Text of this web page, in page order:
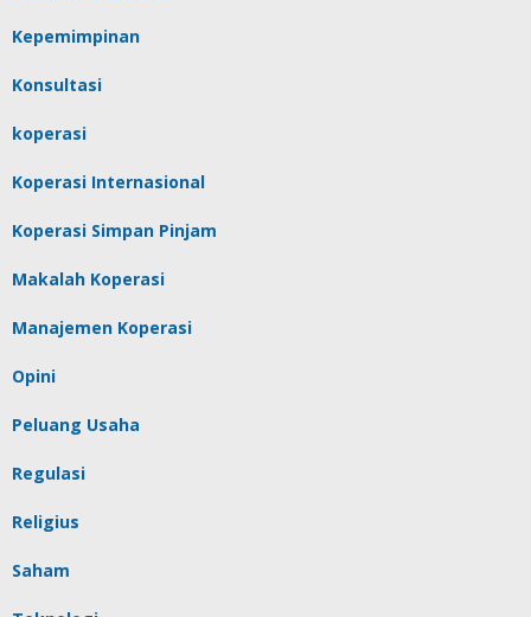
Kepemimpinan
Konsultasi
koperasi
Koperasi Internasional
Koperasi Simpan Pinjam
Makalah Koperasi
Manajemen Koperasi
Opini
Peluang Usaha
Regulasi
Religius
Saham